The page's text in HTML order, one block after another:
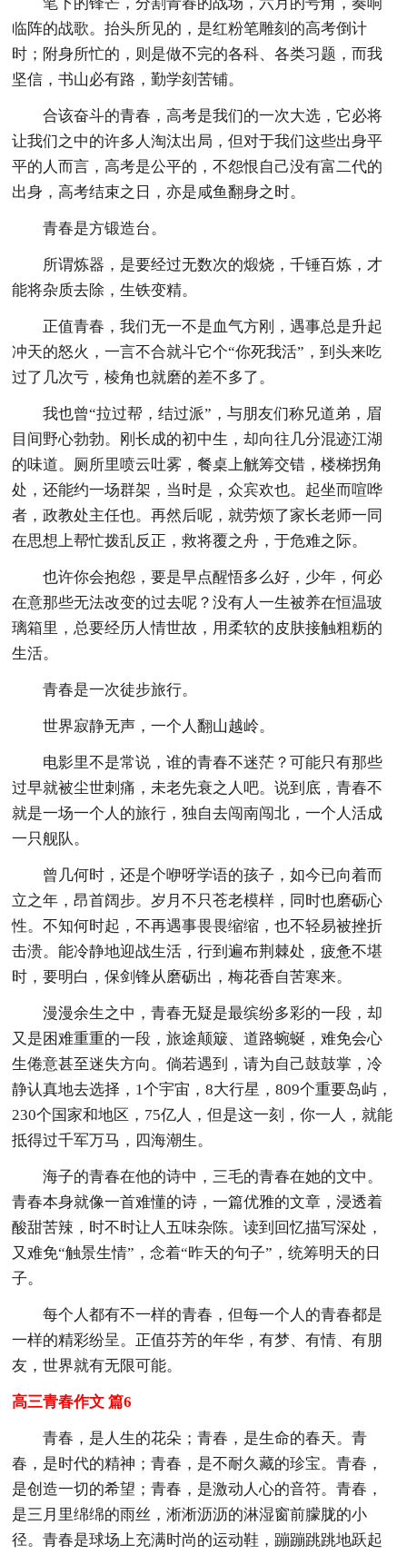
临阵的战歌。抬头所见的，是红粉笔雕刻的高考倒计
时；附身所忙的，则是做不完的各科、各类习题，而我
坚信，书山必有路，勤学刻苦铺。
合该奋斗的青春，高考是我们的一次大选，它必将
让我们之中的许多人淘汰出局，但对于我们这些出身平
平的人而言，高考是公平的，不怨恨自己没有富二代的
出身，高考结束之日，亦是咸鱼翻身之时。
青春是方锻造台。
所谓炼器，是要经过无数次的煅烧，千锤百炼，才
能将杂质去除，生铁变精。
正值青春，我们无一不是血气方刚，遇事总是升起
冲天的怒火，一言不合就斗它个“你死我活”，到头来吃
过了几次亏，棱角也就磨的差不多了。
我也曾“拉过帮，结过派”，与朋友们称兄道弟，眉
目间野心勃勃。刚长成的初中生，却向往几分混迹江湖
的味道。厕所里喷云吐雾，餐桌上觥筹交错，楼梯拐角
处，还能约一场群架，当时是，众宾欢也。起坐而喧哗
者，政教处主任也。再然后呢，就劳烦了家长老师一同
在思想上帮忙拨乱反正，救将覆之舟，于危难之际。
也许你会抱怨，要是早点醒悟多么好，少年，何必
在意那些无法改变的过去呢？没有人一生被养在恒温玻
璃箱里，总要经历人情世故，用柔软的皮肤接触粗粝的
生活。
青春是一次徒步旅行。
世界寂静无声，一个人翻山越岭。
电影里不是常说，谁的青春不迷茫？可能只有那些
过早就被尘世刺痛，未老先衰之人吧。说到底，青春不
就是一场一个人的旅行，独自去闯南闯北，一个人活成
一只舰队。
曾几何时，还是个咿呀学语的孩子，如今已向着而
立之年，昂首阔步。岁月不只苍老模样，同时也磨砺心
性。不知何时起，不再遇事畏畏缩缩，也不轻易被挫折
击溃。能冷静地迎战生活，行到遍布荆棘处，疲惫不堪
时，要明白，保剑锋从磨砺出，梅花香自苦寒来。
漫漫余生之中，青春无疑是最缤纷多彩的一段，却
又是困难重重的一段，旅途颠簸、道路蜿蜒，难免会心
生倦意甚至迷失方向。倘若遇到，请为自己鼓鼓掌，冷
静认真地去选择，1个宇宙，8大行星，809个重要岛屿，
230个国家和地区，75亿人，但是这一刻，你一人，就能
抵得过千军万马，四海潮生。
海子的青春在他的诗中，三毛的青春在她的文中。
青春本身就像一首难懂的诗，一篇优雅的文章，浸透着
酸甜苦辣，时不时让人五味杂陈。读到回忆描写深处，
又难免“触景生情”，念着“昨天的句子”，统筹明天的日
子。
每个人都有不一样的青春，但每一个人的青春都是
一样的精彩纷呈。正值芬芳的年华，有梦、有情、有朋
友，世界就有无限可能。
高三青春作文 篇6
青春，是人生的花朵；青春，是生命的春天。青
春，是时代的精神；青春，是不耐久藏的珍宝。青春，
是创造一切的希望；青春，是激动人心的音符。青春，
是三月里绵绵的雨丝，淅淅沥沥的淋湿窗前朦胧的小
径。青春是球场上充满时尚的运动鞋，蹦蹦跳跳地跃起